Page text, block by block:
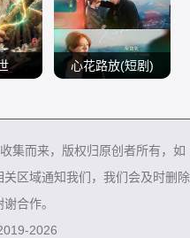
心花路放(短剧)
集而来，版权归原创者所有，如
区域通知我们，我们会及时删除
合作。
2026